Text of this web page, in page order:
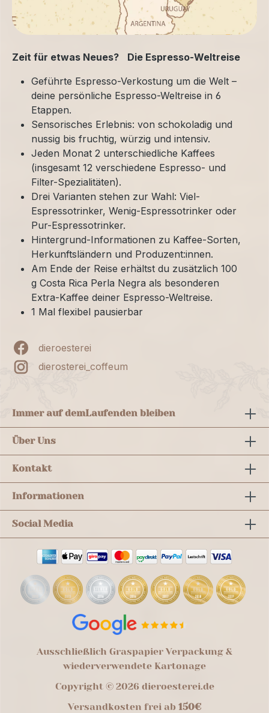
Zeit für etwas Neues? Die Espresso-Weltreise
Geführte Espresso-Verkostung um die Welt –
deine persönliche Espresso-Weltreise in 6
Etappen.
Sensorisches Erlebnis: von schokoladig und
nussig bis fruchtig, würzig und intensiv.
Jeden Monat 2 unterschiedliche Kaffees
(insgesamt 12 verschiedene Espresso- und
Filter-Spezialitäten).
Drei Varianten stehen zur Wahl: Viel-
Espressotrinker, Wenig-Espressotrinker oder
Pur-Espressotrinker.
Hintergrund-Informationen zu Kaffee-Sorten,
Herkunftsländern und Produzent:innen.
Am Ende der Reise erhältst du zusätzlich 100
g Costa Rica Perla Negra als besonderen
Extra-Kaffee deiner Espresso-Weltreise.
1 Mal flexibel pausierbar
dieroesterei
dierosterei_coffeum
Immer auf demLaufenden bleiben
Über Uns
Kontakt
Informationen
Social Media
Ausschließlich Graspapier Verpackung &
wiederverwendete Kartonage
Copyright © 2026 dieroesterei.de
Versandkosten frei ab 150€